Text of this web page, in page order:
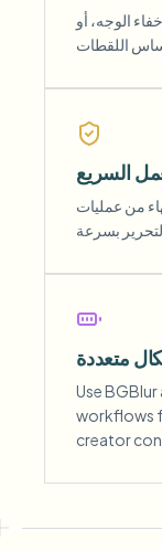
الوجه، أو
السريع
من عمليات
متعددة
Use
workflows
creator